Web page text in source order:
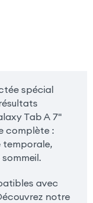
spécial
Tab A 7"
complète :
avec
notre